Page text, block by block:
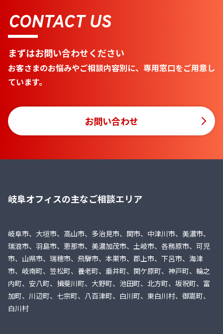
CONTACT US
まずはお問い合わせください
お客さまのお悩みやご相談内容別に、専用窓口をご用意し
ています。
お問い合わせ
岐阜オフィスの主なご相談エリア
岐阜市、大垣市、高山市、多治見市、関市、中津川市、美濃市、
瑞浪市、羽島市、恵那市、美濃加茂市、土岐市、各務原市、可児
市、山県市、瑞穂市、飛騨市、本巣市、郡上市、下呂市、海津
市、岐南町、笠松町、養老町、垂井町、関ケ原町、神戸町、輪之
内町、安八町、揖斐川町、大野町、池田町、北方町、坂祝町、富
加町、川辺町、七宗町、八百津町、白川町、東白川村、御嵩町、
白川村